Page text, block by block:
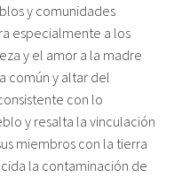
y comunidades
especialmente a los
y el amor a la madre
común y altar del
con lo
y resalta la vinculación
miembros con la tierra
la contaminación de